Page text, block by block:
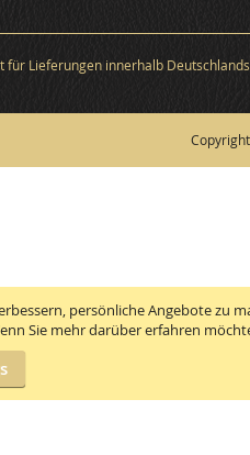
für Lieferungen innerhalb
persönliche Angebote zu
Sie mehr darüber erfahren